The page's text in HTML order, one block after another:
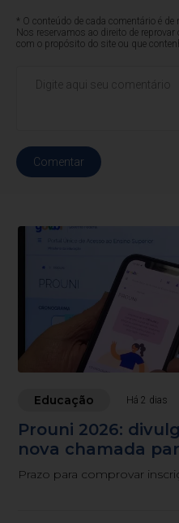
* O conteúdo de cada comentário é
Nos reservamos ao direito de
com o propósito do site ou que
Comentar
Educação Há 2 dias
Prouni 2026:
nova chamada
Prazo para comprovar